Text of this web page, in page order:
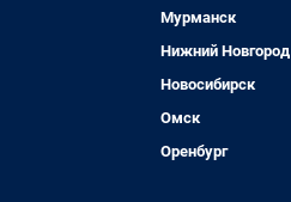
Мурманск
Нижний Новгород
Новосибирск
Омск
Оренбург